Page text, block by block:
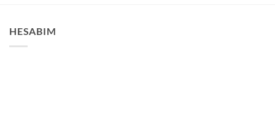
HESABIM